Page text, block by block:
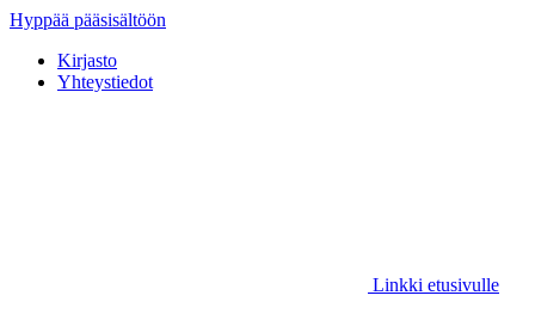
Hyppää pääsisältöön
Kirjasto
Yhteystiedot
Linkki etusivulle